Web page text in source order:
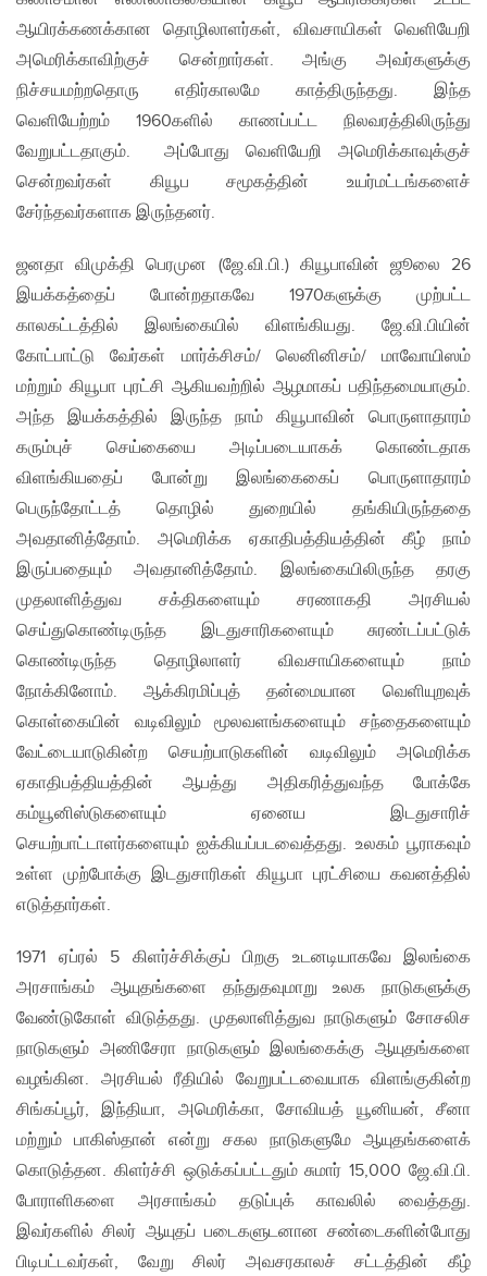
ஆயிரக்கணக்கான தொழிலாளர்கள், விவசாயிகள் வெளியேறி
அமெரிக்காவிற்குச் சென்றார்கள். அங்கு அவர்களுக்கு
நிச்சயமற்றதொரு எதிர்காலமே காத்திருந்தது. இந்த
வெளியேற்றம் 1960களில் காணப்பட்ட நிலவரத்திலிருந்து
வேறுபட்டதாகும். அப்போது வெளியேறி அமெரிக்காவுக்குச்
சென்றவர்கள் கியூப சமூகத்தின் உயர்மட்டங்களைச்
சேர்ந்தவர்களாக இருந்தனர்.
ஜனதா விமுக்தி பெரமுன (ஜே.வி.பி.) கியூபாவின் ஜூலை 26
இயக்கத்தைப் போன்றதாகவே 1970களுக்கு முற்பட்ட
காலகட்டத்தில் இலங்கையில் விளங்கியது. ஜே.வி.பியின்
கோட்பாட்டு வேர்கள் மார்க்சிசம்/ லெனினிசம்/ மாவோயிஸம்
மற்றும் கியூபா புரட்சி ஆகியவற்றில் ஆழமாகப் பதிந்தமையாகும்.
அந்த இயக்கத்தில் இருந்த நாம் கியூபாவின் பொருளாதாரம்
கரும்புச் செய்கையை அடிப்படையாகக் கொண்டதாக
விளங்கியதைப் போன்று இலங்கைகைப் பொருளாதாரம்
பெருந்தோட்டத் தொழில் துறையில் தங்கியிருந்ததை
அவதானித்தோம். அமெரிக்க ஏகாதிபத்தியத்தின் கீழ் நாம்
இருப்பதையும் அவதானித்தோம். இலங்கையிலிருந்த தரகு
முதலாளித்துவ சக்திகளையும் சரணாகதி அரசியல்
செய்துகொண்டிருந்த இடதுசாரிகளையும் சுரண்டப்பட்டுக்
கொண்டிருந்த தொழிலாளர் விவசாயிகளையும் நாம்
நோக்கினோம். ஆக்கிரமிப்புத் தன்மையான வெளியுறவுக்
கொள்கையின் வடிவிலும் மூலவளங்களையும் சந்தைகளையும்
வேட்டையாடுகின்ற செயற்பாடுகளின் வடிவிலும் அமெரிக்க
ஏகாதிபத்தியத்தின் ஆபத்து அதிகரித்துவந்த போக்கே
கம்யூனிஸ்டுகளையும் ஏனைய இடதுசாரிச்
செயற்பாட்டாளர்களையும் ஐக்கியப்படவைத்தது. உலகம் பூராகவும்
உள்ள முற்போக்கு இடதுசாரிகள் கியூபா புரட்சியை கவனத்தில்
எடுத்தார்கள்.
1971 ஏப்ரல் 5 கிளர்ச்சிக்குப் பிறகு உடனடியாகவே இலங்கை
அரசாங்கம் ஆயுதங்களை தந்துதவுமாறு உலக நாடுகளுக்கு
வேண்டுகோள் விடுத்தது. முதலாளித்துவ நாடுகளும் சோசலிச
நாடுகளும் அணிசேரா நாடுகளும் இலங்கைக்கு ஆயுதங்களை
வழங்கின. அரசியல் ரீதியில் வேறுபட்டவையாக விளங்குகின்ற
சிங்கப்பூர், இந்தியா, அமெரிக்கா, சோவியத் யூனியன், சீனா
மற்றும் பாகிஸ்தான் என்று சகல நாடுகளுமே ஆயுதங்களைக்
கொடுத்தன. கிளர்ச்சி ஒடுக்கப்பட்டதும் சுமார் 15,000 ஜே.வி.பி.
போராளிகளை அரசாங்கம் தடுப்புக் காவலில் வைத்தது.
இவர்களில் சிலர் ஆயுதப் படைகளுடனான சண்டைகளின்போது
பிடிபட்டவர்கள், வேறு சிலர் அவசரகாலச் சட்டத்தின் கீழ்